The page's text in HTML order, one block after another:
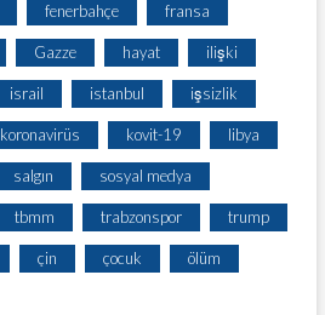
fenerbahçe fransa
Gazze hayat ilişki
israil istanbul işsizlik
koronavirüs kovit-19 libya
salgın sosyal medya
tbmm trabzonspor trump
çin çocuk ölüm